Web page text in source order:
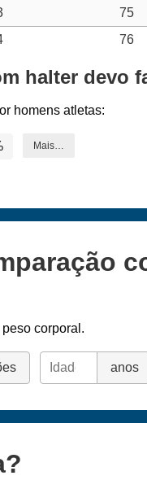
75
76
halter devo
homens atletas:
Mais…
corporal.
anos